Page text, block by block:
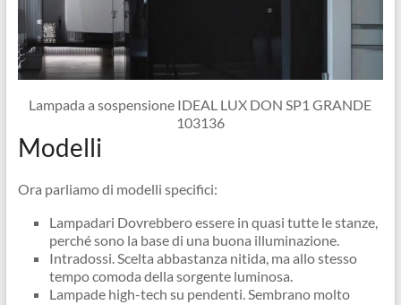
Lampada a sospensione IDEAL LUX DON SP1 GRANDE
103136
Modelli
Ora parliamo di modelli specifici:
Lampadari Dovrebbero essere in quasi tutte le stanze,
perché sono la base di una buona illuminazione.
Intradossi. Scelta abbastanza nitida, ma allo stesso
tempo comoda della sorgente luminosa.
Lampade high-tech su pendenti. Sembrano molto